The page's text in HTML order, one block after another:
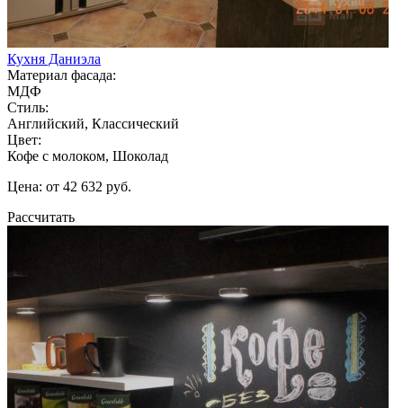
Кухня Даниэла
Материал фасада:
МДФ
Стиль:
Английский, Классический
Цвет:
Кофе с молоком, Шоколад
Цена: от 42 632 руб.
Рассчитать